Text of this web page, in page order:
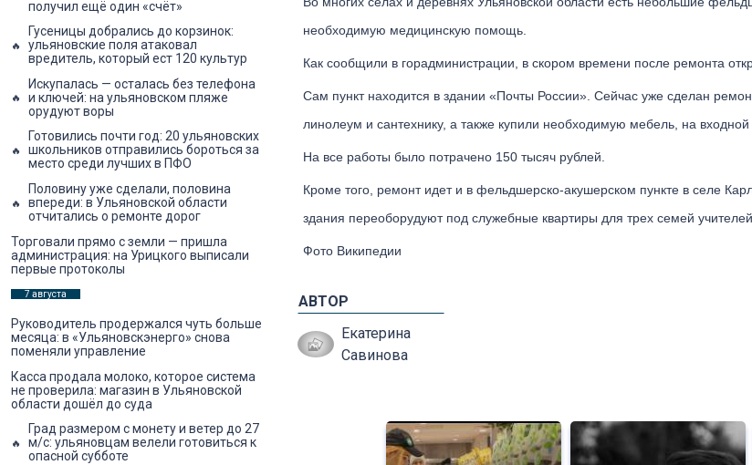
необходимую медицинскую помощь.
Как сообщили в горадминистрации, в скором времени после ремонта
Сам пункт находится в здании «Почты России». Сейчас уже сделан
линолеум и сантехнику, а также купили необходимую мебель, на входной
На все работы было потрачено 150 тысяч рублей.
Кроме того, ремонт идет и в фельдшерско-акушерском пункте в селе
здания переоборудуют под служебные квартиры для трех семей
Фото Википедии
АВТОР
Екатерина
Савинова
получил ещё один «счёт»
Гусеницы добрались до корзинок:
ульяновские поля атаковал
вредитель, который ест 120 культур
Искупалась — осталась без телефона
и ключей: на ульяновском пляже
орудуют воры
Готовились почти год: 20 ульяновских
школьников отправились бороться за
место среди лучших в ПФО
Половину уже сделали, половина
впереди: в Ульяновской области
отчитались о ремонте дорог
Торговали прямо с земли — пришла
администрация: на Урицкого выписали
первые протоколы
7 августа
Руководитель продержался чуть больше
месяца: в «Ульяновскэнерго» снова
поменяли управление
Касса продала молоко, которое система
не проверила: магазин в Ульяновской
области дошёл до суда
Град размером с монету и ветер до 27
м/с: ульяновцам велели готовиться к
опасной субботе